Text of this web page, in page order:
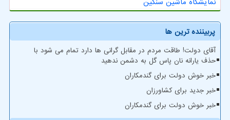
پربیننده ترین ها
آقای دولت! طاقت مردم در مقابل گرانی ها دارد تمام می شود با
حذف یارانه نان پاس گل به دشمن ندهید
خبر خوش دولت برای گندمکاران
خبر جدید برای کشاورزان
خبر خوش دولت برای گندمکاران